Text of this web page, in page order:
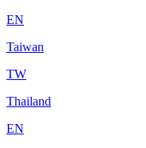
EN
Taiwan
TW
Thailand
EN